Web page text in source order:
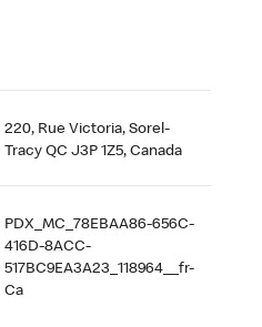
220, Rue Victoria, Sorel-
Tracy QC J3P 1Z5, Canada
PDX_MC_78EBAA86-656C-
416D-8ACC-
517BC9EA3A23_118964__fr-
Ca